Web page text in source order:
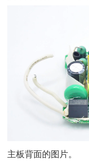
主板背面的图片。